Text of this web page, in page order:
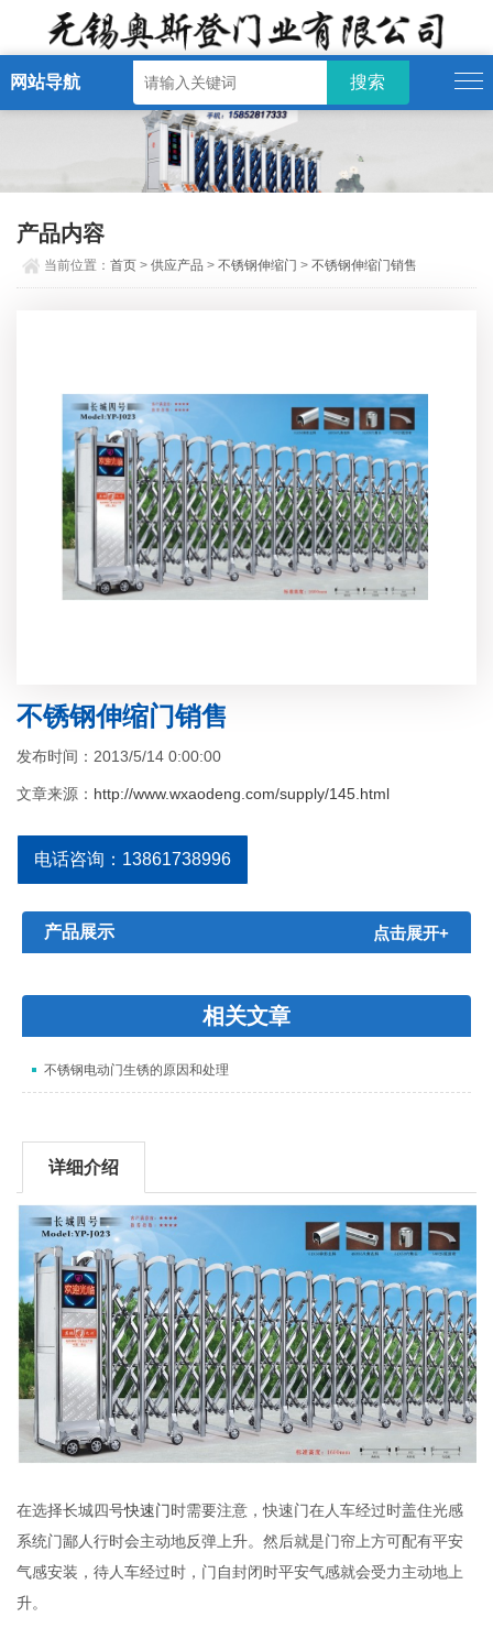
网站导航
产品内容
当前位置：首页 >供应产品 >不锈钢伸缩门 >不锈钢伸缩门销售
不锈钢伸缩门销售
发布时间：2013/5/14 0:00:00
文章来源： http://www.wxaodeng.com/supply/145.html
电话咨询：13861738996
产品展示 点击展开+
相关文章
不锈钢电动门生锈的原因和处理
详细介绍
在选择长城四号快速门时需要注意，快速门在人车经过时盖住光感
系统门鄙人行时会主动地反弹上升。然后就是门帘上方可配有平安
气感安装，待人车经过时，门自封闭时平安气感就会受力主动地上
升。